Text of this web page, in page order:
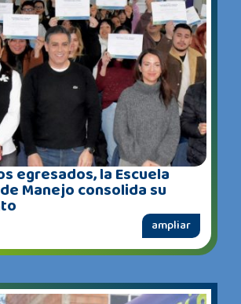
egresados, la Escuela
Manejo consolida su
ampliar